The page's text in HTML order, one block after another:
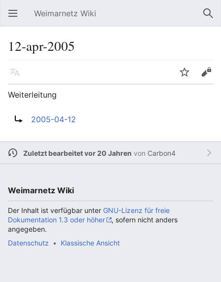
Hauptmenü öffnen Weimarnetz Wiki
12-apr-2005
Sprache Beobachten
Bearbeiten
Weiterleitung
2005-04-12
Zuletzt bearbeitet vor 20 Jahren von Carbon4
Weimarnetz Wiki
Der Inhalt ist verfügbar unter GNU-Lizenz für freie
Dokumentation 1.3 oder höher
, sofern nicht anders
angegeben.
Datenschutz
Klassische Ansicht